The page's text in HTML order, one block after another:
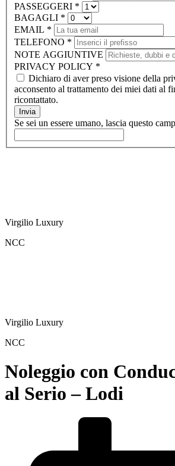
PASSEGGERI *
BAGAGLI *
EMAIL *
TELEFONO *
NOTE AGGIUNTIVE
PRIVACY POLICY *
Dichiaro di aver preso visione della
acconsento al trattamento dei miei dati al
ricontattato.
Invia
Se sei un essere umano, lascia questo
Virgilio Luxury
NCC
Virgilio Luxury
NCC
Noleggio con
al Serio – Lodi